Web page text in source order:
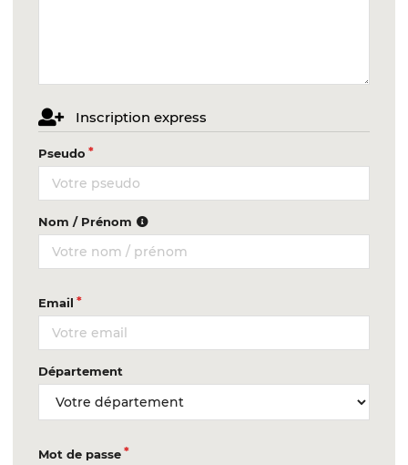
Inscription express
Pseudo
Nom / Prénom
Email
Département
Mot de passe